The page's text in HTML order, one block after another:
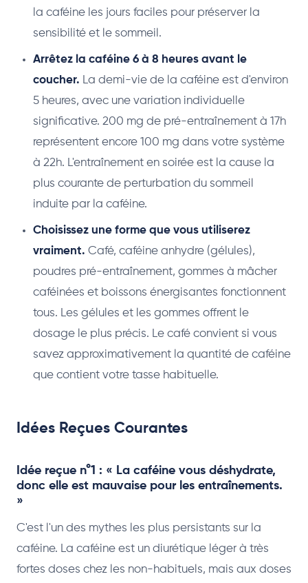
la caféine les jours faciles pour préserver la
sensibilité et le sommeil.
Arrêtez la caféine 6 à 8 heures avant le
coucher. La demi-vie de la caféine est d'environ
5 heures, avec une variation individuelle
significative. 200 mg de pré-entraînement à 17h
représentent encore 100 mg dans votre système
à 22h. L'entraînement en soirée est la cause la
plus courante de perturbation du sommeil
induite par la caféine.
Choisissez une forme que vous utiliserez
vraiment. Café, caféine anhydre (gélules),
poudres pré-entraînement, gommes à mâcher
caféinées et boissons énergisantes fonctionnent
tous. Les gélules et les gommes offrent le
dosage le plus précis. Le café convient si vous
savez approximativement la quantité de caféine
que contient votre tasse habituelle.
Idées Reçues Courantes
Idée reçue n°1 : « La caféine vous déshydrate,
donc elle est mauvaise pour les entraînements.
»
C'est l'un des mythes les plus persistants sur la
caféine. La caféine est un diurétique léger à très
fortes doses chez les non-habituels, mais aux doses